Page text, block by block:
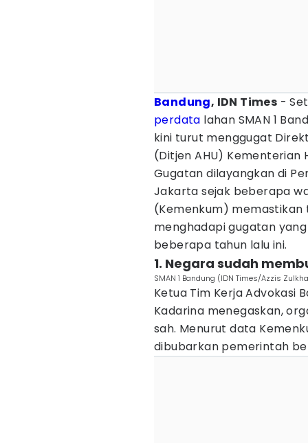
Bandung, IDN Times -
perdata lahan SMAN 1
kini turut menggugat
(Ditjen AHU) Kementerian
Gugatan dilayangkan di
Jakarta sejak beberapa
(Kemenkum) memastikan
menghadapi gugatan
beberapa tahun lalu ini.
1. Negara sudah
SMAN 1 Bandung (IDN Times/Azzis
Ketua Tim Kerja Advokasi
Kadarina menegaskan,
sah. Menurut data
dibubarkan pemerintah